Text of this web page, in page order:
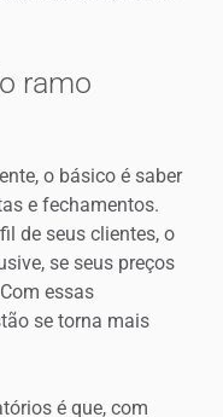
ramo
o básico é saber
e fechamentos.
de seus clientes, o
se seus preços
essas
se torna mais
é que, com